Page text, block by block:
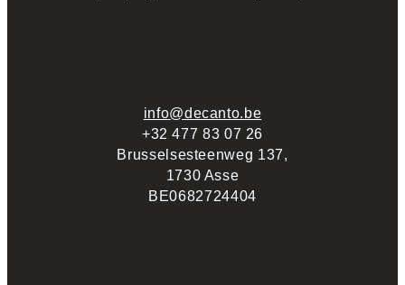
info@decanto.be
+32 477 83 07 26
Brusselsesteenweg 137,
1730 Asse
BE0682724404